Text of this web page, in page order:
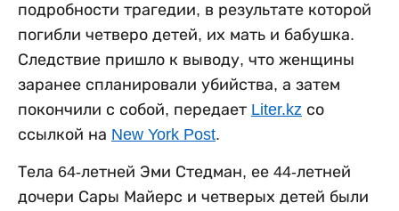
подробности трагедии, в результате которой
погибли четверо детей, их мать и бабушка.
Следствие пришло к выводу, что женщины
заранее спланировали убийства, а затем
покончили с собой, передает Liter.kz со
ссылкой на New York Post.
Тела 64-летней Эми Стедман, ее 44-летней
дочери Сары Майерс и четверых детей были